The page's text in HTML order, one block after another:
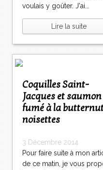
voulais y goûter. J'ai...
Lire la suite
Coquilles Saint-
Jacques et saumon
fumé à la
noisettes
3 Décembre 2014
Pour faire suite à mon
de ce matin, je vous